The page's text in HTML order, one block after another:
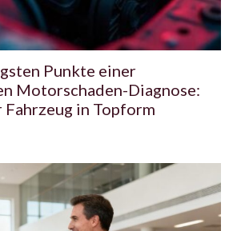
Punkte einer
Motorschaden-Diagnose:
in Topform